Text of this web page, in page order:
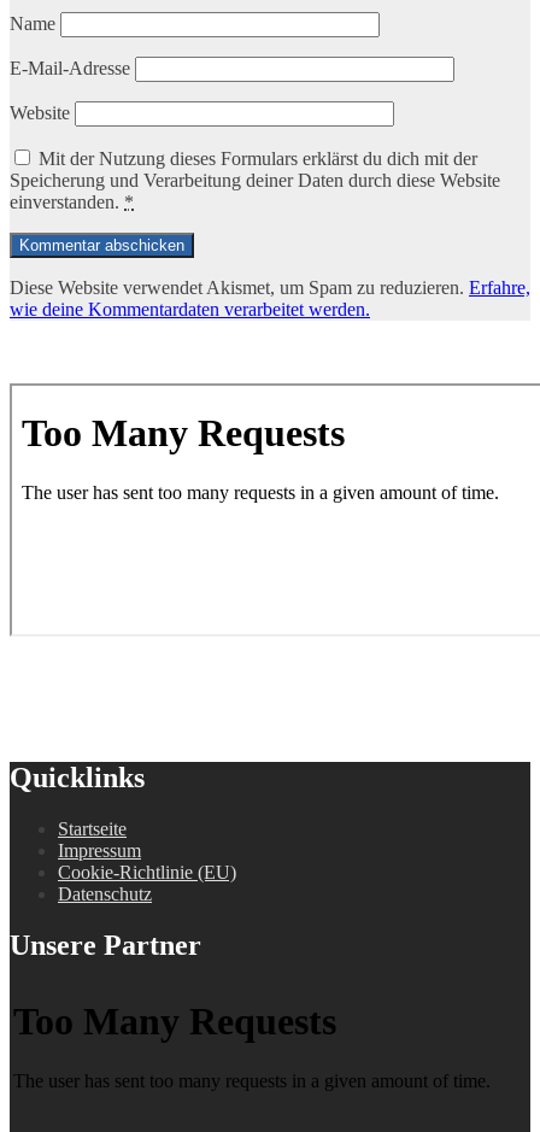
Name
E-Mail-Adresse
Website
Mit der Nutzung dieses Formulars erklärst du dich mit der
Speicherung und Verarbeitung deiner Daten durch diese Website
einverstanden. *
Diese Website verwendet Akismet, um Spam zu reduzieren. Erfahre,
wie deine Kommentardaten verarbeitet werden.
Quicklinks
Startseite
Impressum
Cookie-Richtlinie (EU)
Datenschutz
Unsere Partner